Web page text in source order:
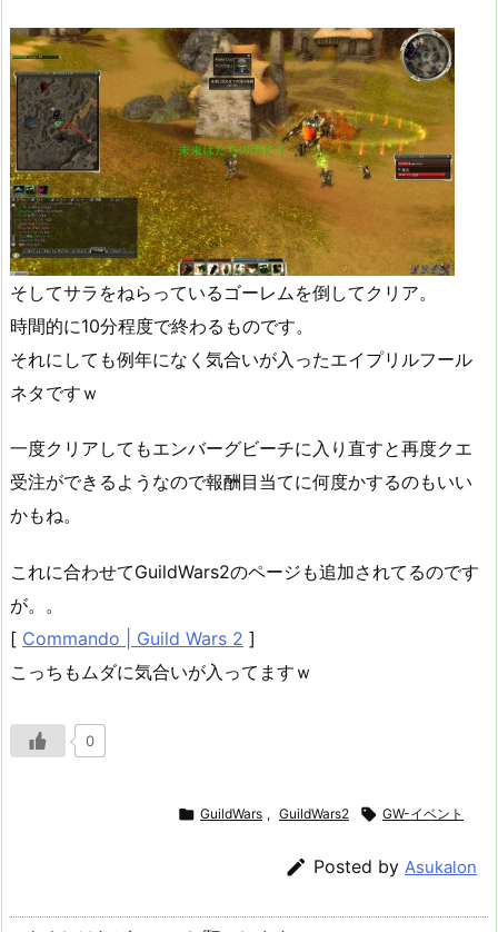
そしてサラをねらっているゴーレムを倒してクリア。
時間的に10分程度で終わるものです。
それにしても例年になく気合いが入ったエイプリルフール
ネタですｗ
一度クリアしてもエンバーグビーチに入り直すと再度クエ
受注ができるようなので報酬目当てに何度かするのもいい
かもね。
これに合わせてGuildWars2のページも追加されてるのです
が。。
[ Commando | Guild Wars 2 ]
こっちもムダに気合いが入ってますｗ
0
 GuildWars , GuildWars2  GW-イベント
 Posted by Asukalon